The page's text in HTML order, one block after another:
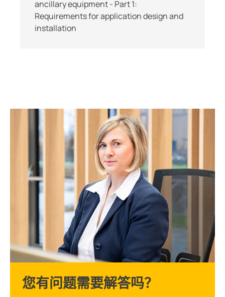
ancillary equipment - Part 1:
Requirements for application design and
installation
您有问题需要解答吗？